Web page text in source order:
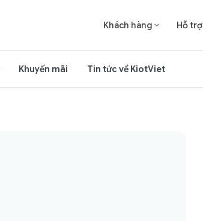
Khách hàng  Hỗ trợ
Khuyến mãi Tin tức về KiotViet